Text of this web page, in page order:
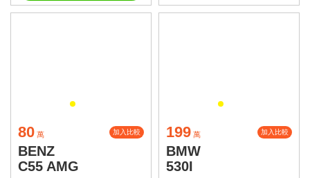
80 萬 加入比較
BENZ
C55 AMG
199 萬 加入比較
BMW
530I